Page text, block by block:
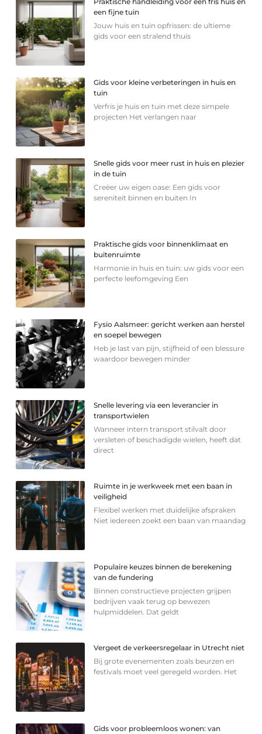
een fijne tuin
Jouw huis en tuin opfrissen: de ultieme
gids voor een stralend thuis
Gids voor kleine verbeteringen in huis en
tuin
Verfris je huis en tuin met deze simpele
projecten Het verlangen naar
Snelle gids voor meer rust in huis en plezier
in de tuin
Creëer uw eigen oase: Een gids voor
sereniteit binnen en buiten In
Praktische gids voor binnenklimaat en
buitenruimte
Harmonie in huis en tuin: uw gids voor een
perfecte leefomgeving Een
Fysio Aalsmeer: gericht werken aan herstel
en soepel bewegen
Heb je last van pijn, stijfheid of een blessure
waardoor bewegen minder
Snelle levering via een leverancier in
transportwielen
Wanneer intern transport stilvalt door
versleten of beschadigde wielen, heeft dat
direct
Ruimte in je werkweek met een baan in
veiligheid
Flexibel werken met duidelijke afspraken
Niet iedereen zoekt een baan van maandag
Populaire keuzes binnen de berekening
van de fundering
Binnen constructieve projecten grijpen
bedrijven vaak terug op bewezen
hulpmiddelen. Dat geldt
Vergeet de verkeersregelaar in Utrecht niet
Bij grote evenementen zoals beurzen en
festivals moet veel geregeld worden. Het
Gids voor probleemloos wonen: van